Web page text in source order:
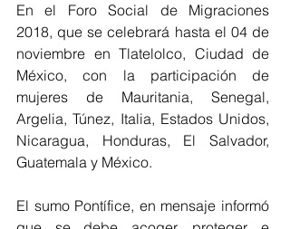
En el Foro Social de Migraciones
2018, que se celebrará hasta el 04 de
noviembre en Tlatelolco, Ciudad de
México, con la participación de
mujeres de Mauritania, Senegal,
Argelia, Túnez, Italia, Estados Unidos,
Nicaragua, Honduras, El Salvador,
Guatemala y México.
El sumo Pontífice, en mensaje informó